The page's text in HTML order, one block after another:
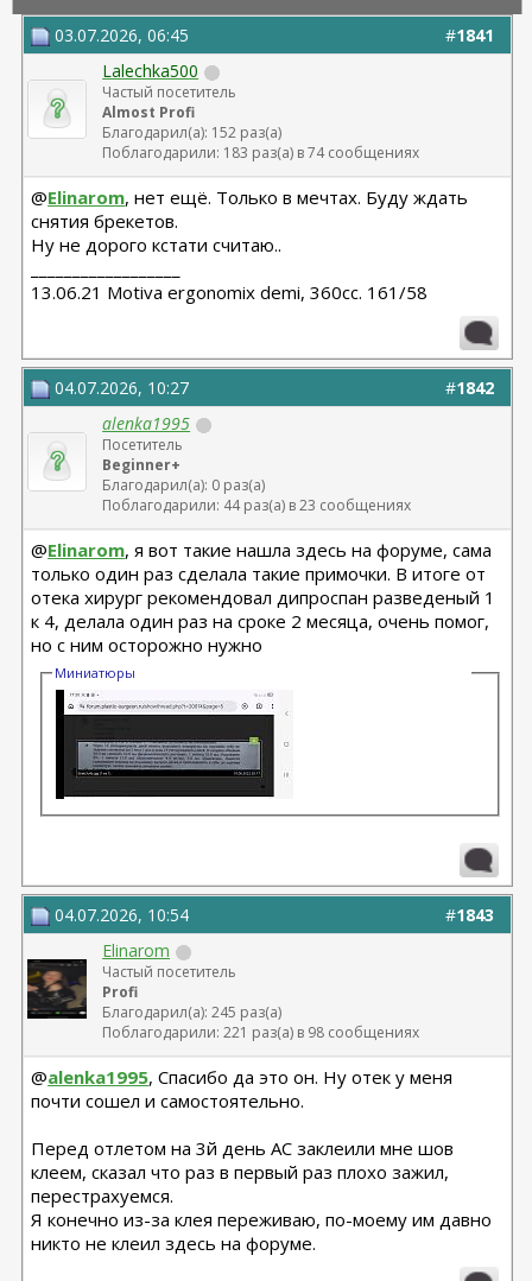
#1841
03.07.2026, 06:45
Lalechka500
Частый посетитель
Almost Profi
Благодарил(а): 152 раз(а)
Поблагодарили: 183 раз(а) в 74 сообщениях
@Elinarom, нет ещё. Только в мечтах. Буду ждать
снятия брекетов.
Ну не дорого кстати считаю..
13.06.21 Motiva ergonomix demi, 360cc. 161/58
#1842
04.07.2026, 10:27
alenka1995
Посетитель
Beginner+
Благодарил(а): 0 раз(а)
Поблагодарили: 44 раз(а) в 23 сообщениях
@Elinarom, я вот такие нашла здесь на форуме, сама
только один раз сделала такие примочки. В итоге от
отека хирург рекомендовал дипроспан разведеный 1
к 4, делала один раз на сроке 2 месяца, очень помог,
но с ним осторожно нужно
Миниатюры
#1843
04.07.2026, 10:54
Elinarom
Частый посетитель
Profi
Благодарил(а): 245 раз(а)
Поблагодарили: 221 раз(а) в 98 сообщениях
@alenka1995, Спасибо да это он. Ну отек у меня
почти сошел и самостоятельно.
Перед отлетом на 3й день АС заклеили мне шов
клеем, сказал что раз в первый раз плохо зажил,
перестрахуемся.
Я конечно из-за клея переживаю, по-моему им давно
никто не клеил здесь на форуме.